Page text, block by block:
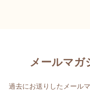
メールマガ
過去にお送りしたメール